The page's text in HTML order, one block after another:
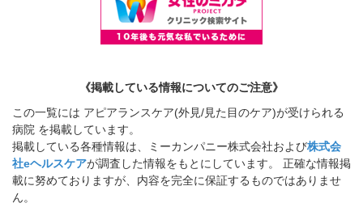
《掲載している情報についてのご注意》
この一覧には アピアランスケア(外見/見た目のケア)が受けられる
病院 を掲載しています。
掲載している各種情報は、ミーカンパニー株式会社および株式会
社eヘルスケアが調査した情報をもとにしています。 正確な情報掲
載に努めておりますが、内容を完全に保証するものではありませ
ん。